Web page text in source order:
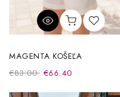
MAGENTA KOŠEĽA
€83.00 €66.40